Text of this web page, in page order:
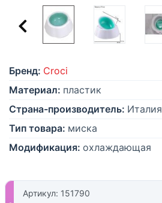
Бренд: Croci
Материал: пластик
Страна-производитель: Италия
Тип товара: миска
Модификация: охлаждающая
Артикул: 151790